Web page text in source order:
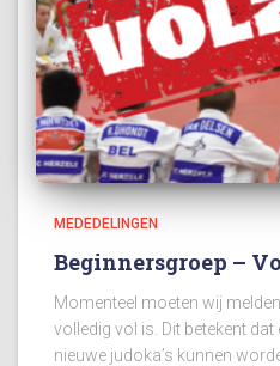
MEDEDELINGEN
Beginnersgroep –
Momenteel moeten wij
volledig vol is. Dit betekent
nieuwe judoka’s kunnen